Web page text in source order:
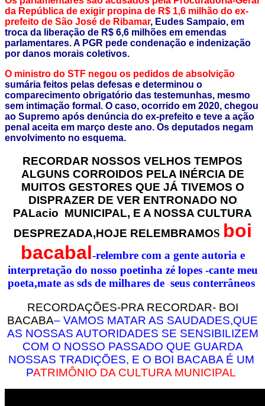
da República de exigir propina de R$ 1,6 milhão do ex-
prefeito de São José de Ribamar, Eudes Sampaio, em
troca da liberação de R$ 6,6 milhões em emendas
parlamentares. A PGR pede condenação e indenização
por danos morais coletivos.
O ministro do STF negou os pedidos de absolvição
sumária feitos pelas defesas e determinou o
comparecimento obrigatório das testemunhas, mesmo
sem intimação formal. O caso, ocorrido em 2020, chegou
ao Supremo após denúncia do ex-prefeito e teve a ação
penal aceita em março deste ano. Os deputados negam
envolvimento no esquema.
RECORDAR NOSSOS VELHOS TEMPOS
ALGUNS CORROIDOS PELA INÉRCIA DE
MUITOS GESTORES QUE JÁ TIVEMOS O
DISPRAZER DE VER ENTRONADO NO
PALacio MUNICIPAL, E A NOSSA CULTURA
DESPREZADA,HOJE RELEMBRAMOS boi
bacabal-relembre com a gente autoria e
interpretação do nosso poetinha zé lopes -cante meu
poeta,mate as sds de milhares de seus conterrâneos
RECORDAÇÕES-PRA RECORDAR- BOI
BACABA– VAMOS MATAR AS SAUDADES,QUE
AS NOSSAS AUTORIDADES SE SENSIBILIZEM
COM O NOSSO PASSADO QUE GUARDA
NOSSAS TRADIÇÕES, E O BOI BACABA É UM
PATRIMÔNIO DA CULTURA MUNICIPAL